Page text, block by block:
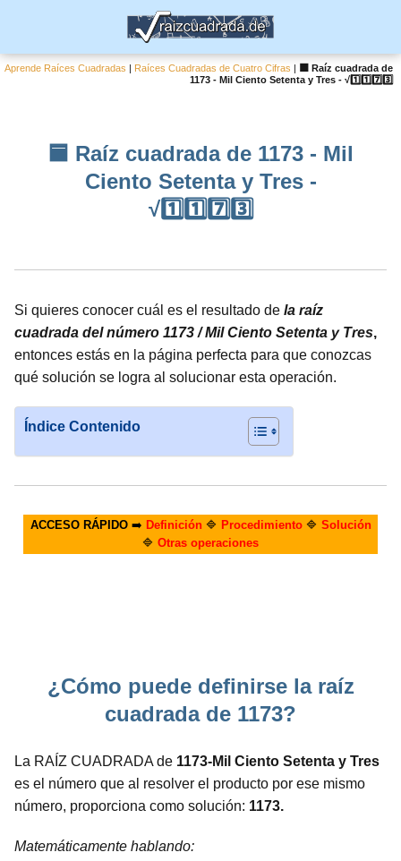
Aprende Raíces Cuadradas | Raíces Cuadradas de Cuatro Cifras |
🟦 Raíz cuadrada de
1173 - Mil Ciento Setenta y Tres - √1️⃣1️⃣7️⃣3️⃣
🟦 Raíz cuadrada de 1173 - Mil
Ciento Setenta y Tres -
√1️⃣1️⃣7️⃣3️⃣
Si quieres conocer cuál es el resultado de la raíz
cuadrada del número 1173 / Mil Ciento Setenta y Tres,
entonces estás en la página perfecta para que conozcas
qué solución se logra al solucionar esta operación.
Índice Contenido
ACCESO RÁPIDO➡️ Definición🔷 Procedimiento🔷 Solución
🔷 Otras operaciones
¿Cómo puede definirse la raíz
cuadrada de 1173?
La RAÍZ CUADRADA de 1173-Mil Ciento Setenta y Tres
es el número que al resolver el producto por ese mismo
número, proporciona como solución: 1173.
Matemáticamente hablando: